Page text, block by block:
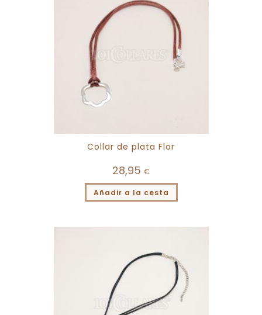
Collar de plata Flor
28,95 €
Añadir a la cesta